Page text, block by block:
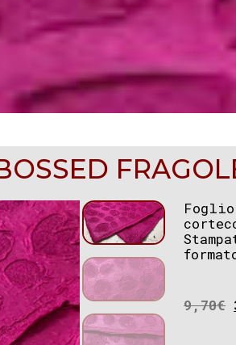
9,70€